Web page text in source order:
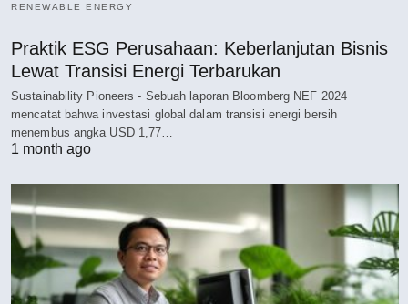
RENEWABLE ENERGY
Praktik ESG Perusahaan: Keberlanjutan Bisnis
Lewat Transisi Energi Terbarukan
Sustainability Pioneers - Sebuah laporan Bloomberg NEF 2024
mencatat bahwa investasi global dalam transisi energi bersih
menembus angka USD 1,77…
1 month ago